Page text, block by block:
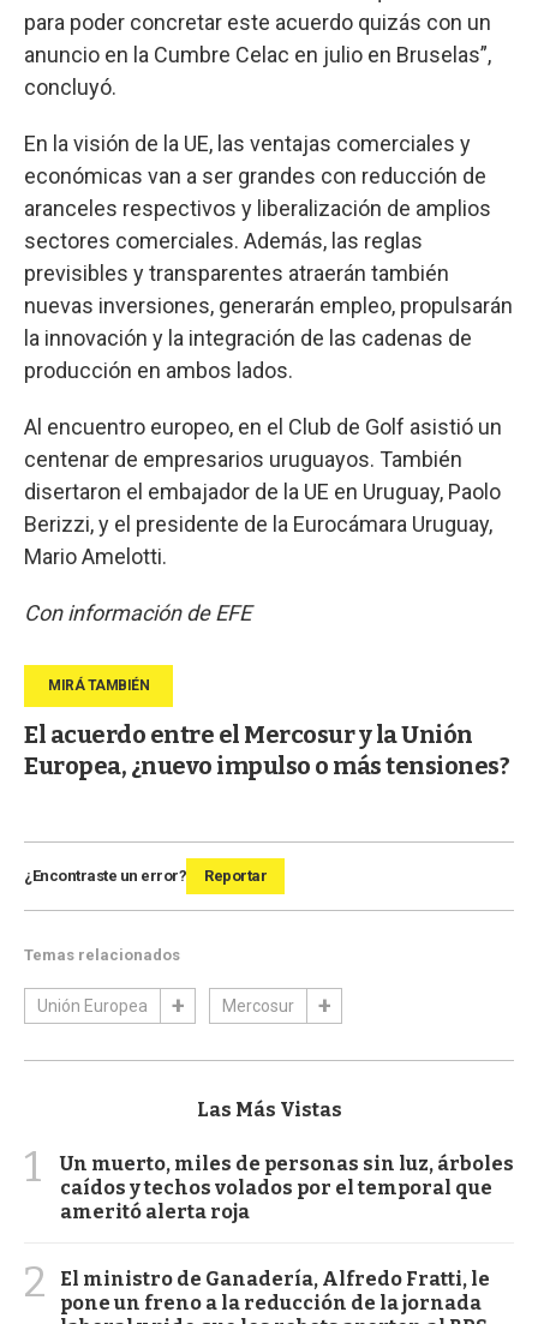
para poder concretar este acuerdo quizás con un
anuncio en la Cumbre Celac en julio en Bruselas”,
concluyó.
En la visión de la UE, las ventajas comerciales y
económicas van a ser grandes con reducción de
aranceles respectivos y liberalización de amplios
sectores comerciales. Además, las reglas
previsibles y transparentes atraerán también
nuevas inversiones, generarán empleo, propulsarán
la innovación y la integración de las cadenas de
producción en ambos lados.
Al encuentro europeo, en el Club de Golf asistió un
centenar de empresarios uruguayos. También
disertaron el embajador de la UE en Uruguay, Paolo
Berizzi, y el presidente de la Eurocámara Uruguay,
Mario Amelotti.
Con información de EFE
El acuerdo entre el Mercosur y la Unión
Europea, ¿nuevo impulso o más tensiones?
¿Encontraste un error? Reportar
Temas relacionados
Unión Europea Mercosur
Las Más Vistas
1
Un muerto, miles de personas sin luz, árboles
caídos y techos volados por el temporal que
ameritó alerta roja
2
El ministro de Ganadería, Alfredo Fratti, le
pone un freno a la reducción de la jornada